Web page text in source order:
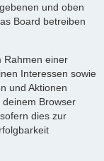
und oben
Board betreiben
Rahmen einer
Interessen sowie
und Aktionen
Browser
dies zur